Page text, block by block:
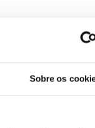
Sobre os